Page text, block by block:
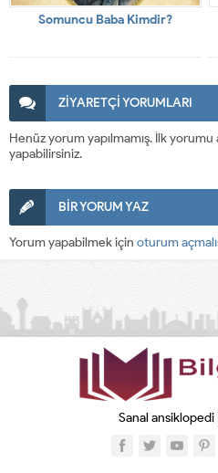
Somuncu Baba Kimdir?
ZİYARETÇİ YORUMLARI
Henüz yorum yapılmamış. İlk yorumu
yapabilirsiniz.
BİR YORUM YAZ
Yorum yapabilmek için oturum
Sanal ansiklopedi